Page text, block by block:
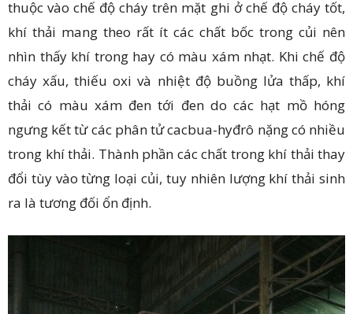
thuộc vào chế độ cháy trên mặt ghi ở chế độ cháy tốt,
khí thải mang theo rất ít các chất bốc trong củi nên
nhìn thấy khí trong hay có màu xám nhạt. Khi chế độ
cháy xấu, thiếu oxi và nhiệt độ buồng lửa thấp, khí
thải có màu xám đen tới đen do các hạt mồ hóng
ngưng kết từ các phân tử cacbua-hyđrô nặng có nhiều
trong khí thải. Thành phần các chất trong khí thải thay
đổi tùy vào từng loại củi, tuy nhiên lượng khí thải sinh
ra là tương đối ổn định.